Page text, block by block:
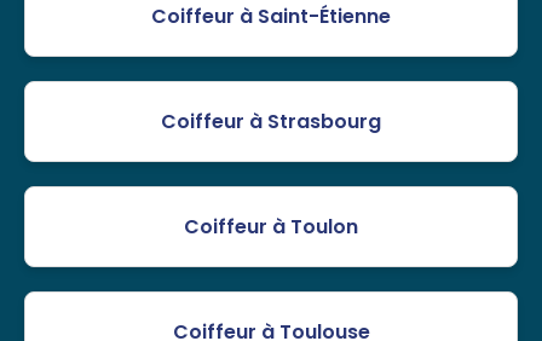
Coiffeur à Saint-Étienne
Coiffeur à Strasbourg
Coiffeur à Toulon
Coiffeur à Toulouse